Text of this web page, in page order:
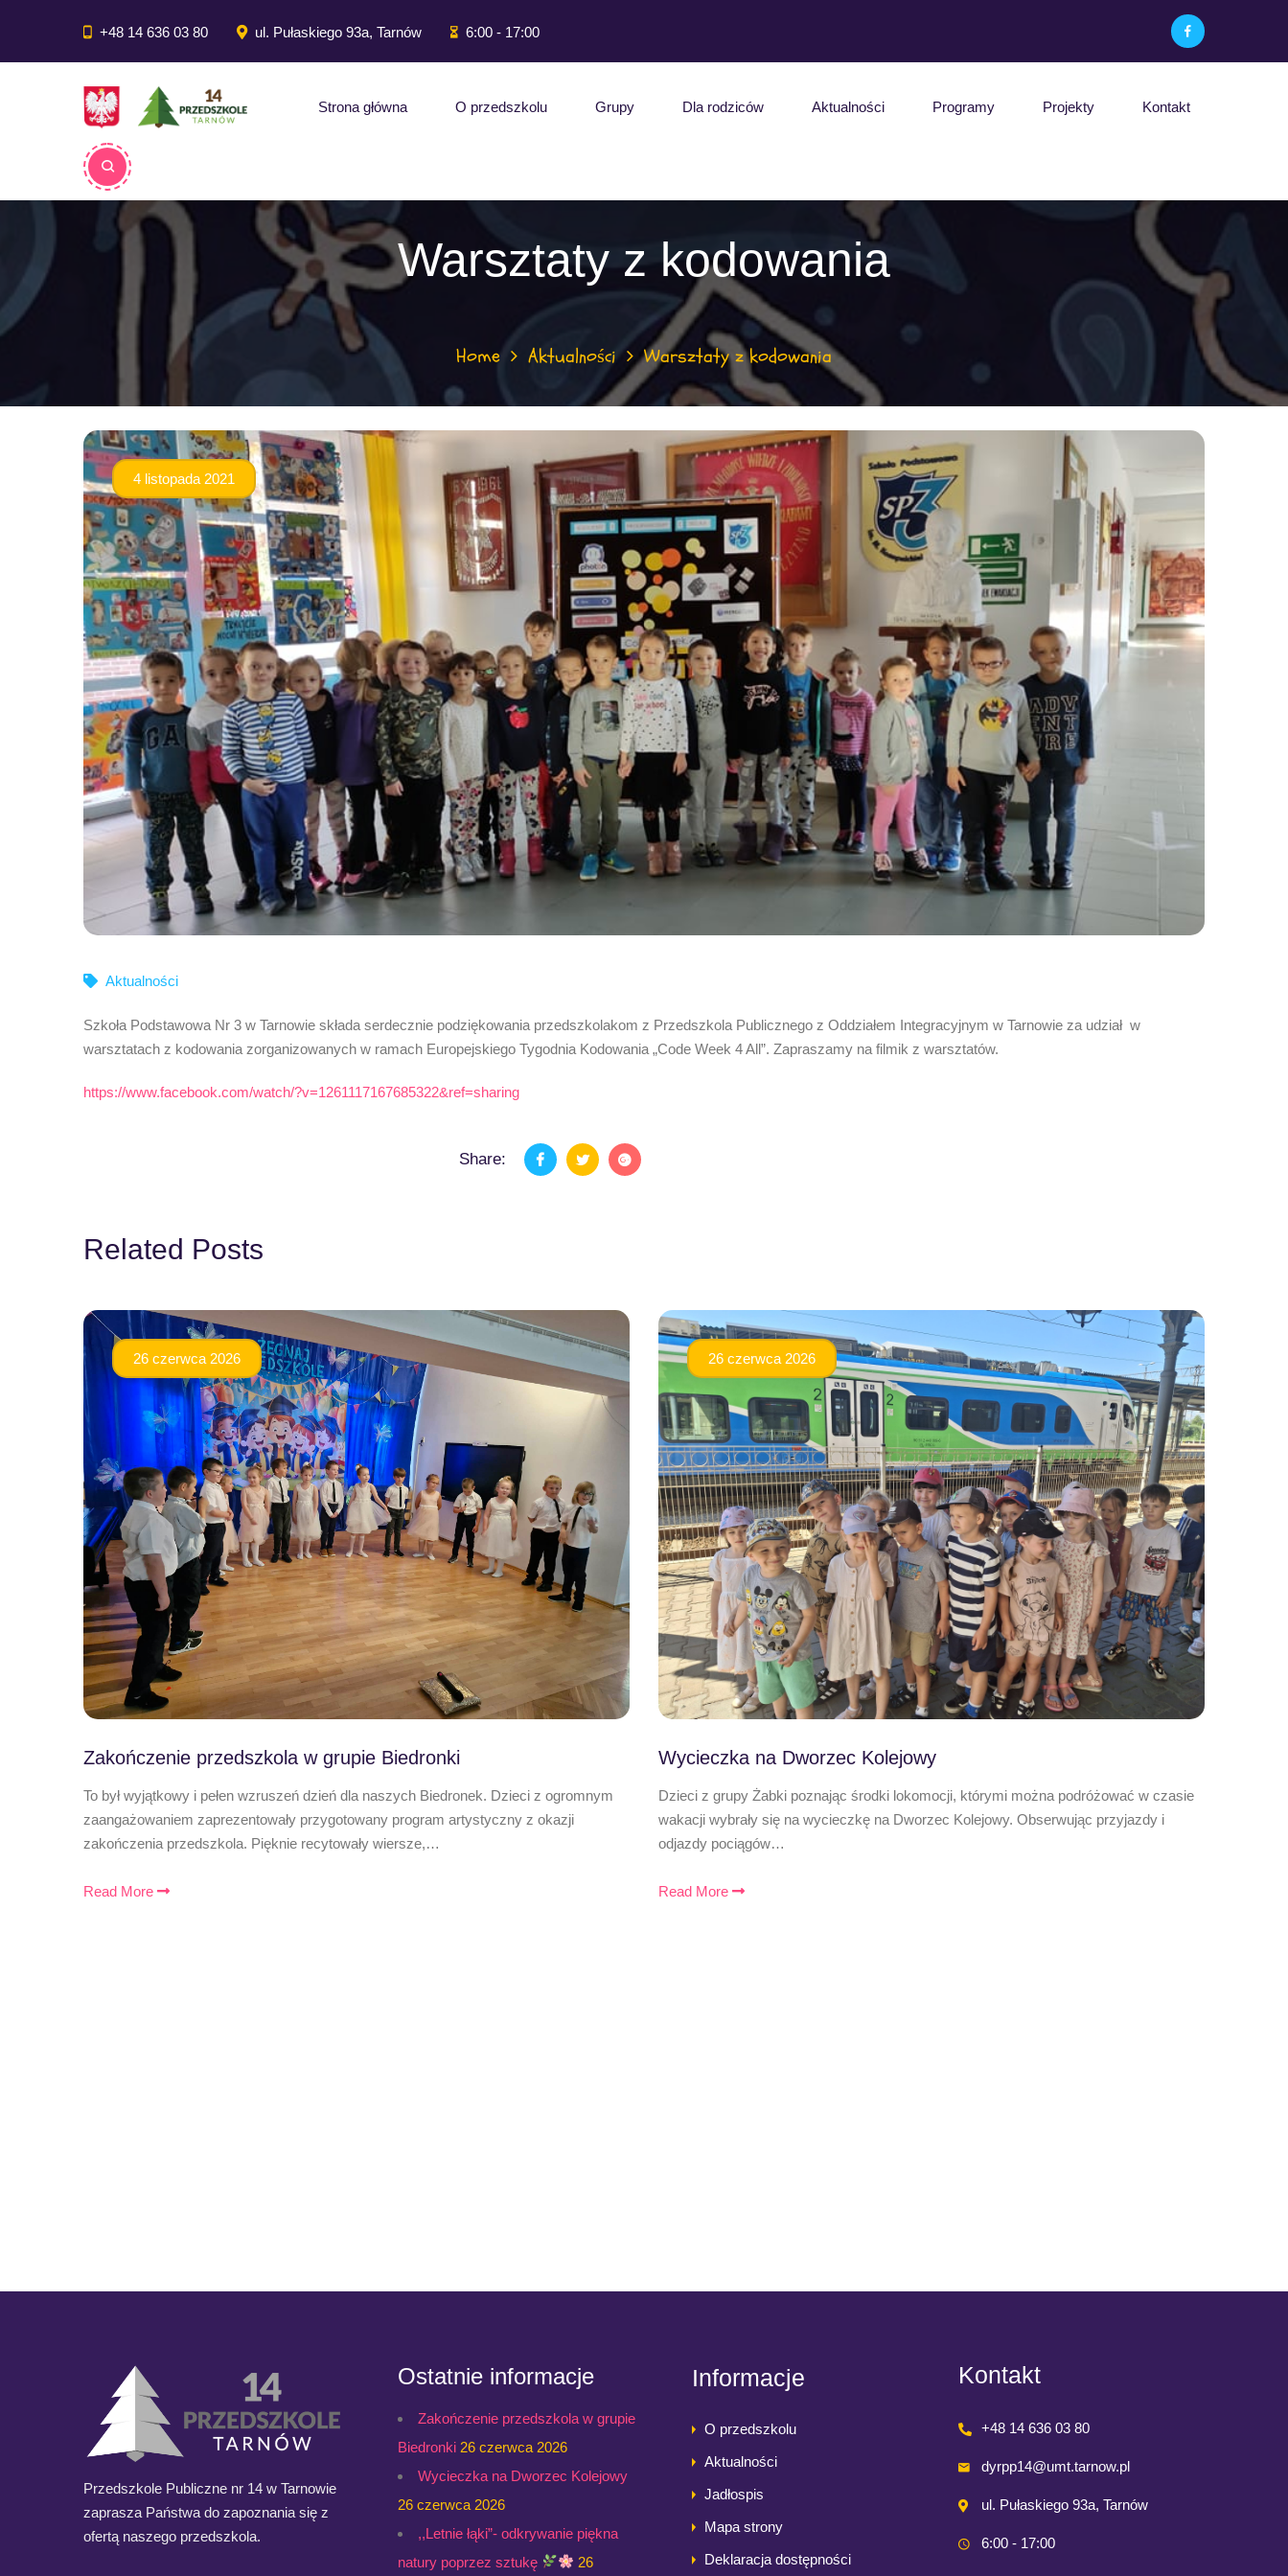
+48 14 636 03 80 ul. Pułaskiego 93a, Tarnów 6:00 - 17:00
Strona główna O przedszkolu Grupy Dla rodziców Aktualności Programy Projekty Kontakt
Warsztaty z kodowania
Home Aktualności Warsztaty z kodowania
4 listopada 2021
Aktualności
Szkoła Podstawowa Nr 3 w Tarnowie składa serdecznie podziękowania przedszkolakom z Przedszkola Publicznego z Oddziałem Integracyjnym w Tarnowie za udział w
warsztatach z kodowania zorganizowanych w ramach Europejskiego Tygodnia Kodowania „Code Week 4 All”. Zapraszamy na filmik z warsztatów.
https://www.facebook.com/watch/?v=1261117167685322&ref=sharing
Share:
Related Posts
26 czerwca 2026
Zakończenie przedszkola w grupie Biedronki
To był wyjątkowy i pełen wzruszeń dzień dla naszych Biedronek. Dzieci z ogromnym
zaangażowaniem zaprezentowały przygotowany program artystyczny z okazji
zakończenia przedszkola. Pięknie recytowały wiersze,…
Read More
26 czerwca 2026
Wycieczka na Dworzec Kolejowy
Dzieci z grupy Żabki poznając środki lokomocji, którymi można podróżować w czasie
wakacji wybrały się na wycieczkę na Dworzec Kolejowy. Obserwując przyjazdy i
odjazdy pociągów…
Read More
Przedszkole Publiczne nr 14 w Tarnowie
zaprasza Państwa do zapoznania się z
ofertą naszego przedszkola.
Ostatnie informacje
Zakończenie przedszkola w grupie
Biedronki 26 czerwca 2026
Wycieczka na Dworzec Kolejowy
26 czerwca 2026
,,Letnie łąki”- odkrywanie piękna
natury poprzez sztukę
26
Informacje
O przedszkolu
Aktualności
Jadłospis
Mapa strony
Deklaracja dostępności
Kontakt
+48 14 636 03 80
dyrpp14@umt.tarnow.pl
ul. Pułaskiego 93a, Tarnów
6:00 - 17:00